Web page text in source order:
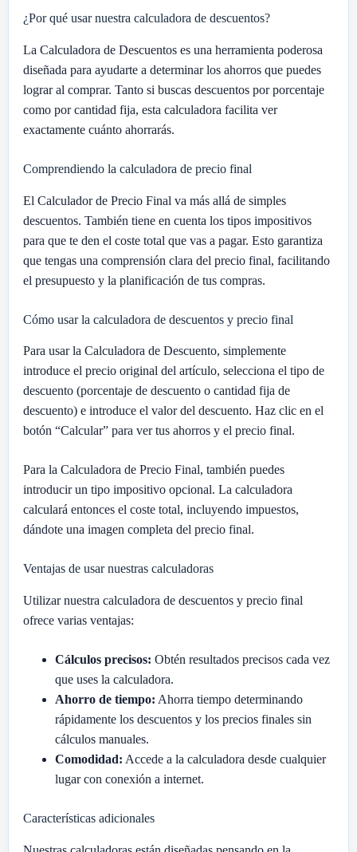
¿Por qué usar nuestra calculadora de descuentos?
La Calculadora de Descuentos es una herramienta poderosa
diseñada para ayudarte a determinar los ahorros que puedes
lograr al comprar. Tanto si buscas descuentos por porcentaje
como por cantidad fija, esta calculadora facilita ver
exactamente cuánto ahorrarás.
Comprendiendo la calculadora de precio final
El Calculador de Precio Final va más allá de simples
descuentos. También tiene en cuenta los tipos impositivos
para que te den el coste total que vas a pagar. Esto garantiza
que tengas una comprensión clara del precio final, facilitando
el presupuesto y la planificación de tus compras.
Cómo usar la calculadora de descuentos y precio final
Para usar la Calculadora de Descuento, simplemente
introduce el precio original del artículo, selecciona el tipo de
descuento (porcentaje de descuento o cantidad fija de
descuento) e introduce el valor del descuento. Haz clic en el
botón “Calcular” para ver tus ahorros y el precio final.
Para la Calculadora de Precio Final, también puedes
introducir un tipo impositivo opcional. La calculadora
calculará entonces el coste total, incluyendo impuestos,
dándote una imagen completa del precio final.
Ventajas de usar nuestras calculadoras
Utilizar nuestra calculadora de descuentos y precio final
ofrece varias ventajas:
Cálculos precisos: Obtén resultados precisos cada vez
que uses la calculadora.
Ahorro de tiempo: Ahorra tiempo determinando
rápidamente los descuentos y los precios finales sin
cálculos manuales.
Comodidad: Accede a la calculadora desde cualquier
lugar con conexión a internet.
Características adicionales